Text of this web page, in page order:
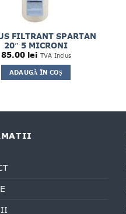
FILTRANT SPARTAN
20″ 5 MICRONI
85.00 lei TVA Inclus
ADAUGĂ ÎN COȘ